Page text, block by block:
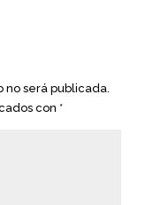
será publicada.
con *